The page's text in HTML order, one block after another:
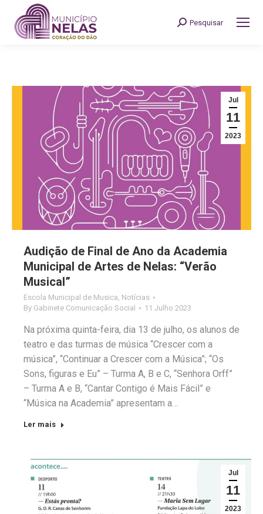
Search:
Pesquisar
Jul
11
2023
Audição de Final de Ano da Academia
Municipal de Artes de Nelas: “Verão
Musical”
Escola Municipal de Musica Notícias
By Gabinete Comunicação Social 11 Julho 2023
Na próxima quinta-feira, dia 13 de julho, os alunos de
teatro e das turmas de música “Crescer com a
música”, “Continuar a Crescer com a Música”; “Os
Sons, figuras e Eu” – Turma A, B e C, “Senhora Orff”
– Turma A e B, “Cantar Contigo é Mais Fácil” e
“Música na Academia” apresentam a…
Ler mais
Jul
11
2023